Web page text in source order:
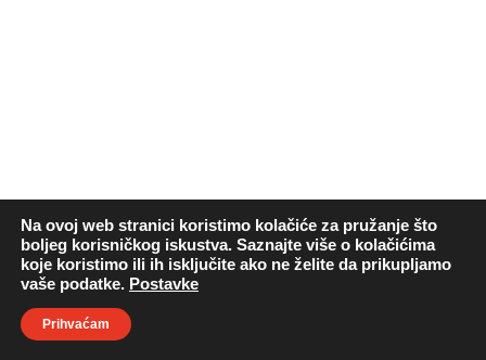
Na ovoj web stranici koristimo kolačiće za pružanje što
boljeg korisničkog iskustva. Saznajte više o kolačićima
koje koristimo ili ih isključite ako ne želite da prikupljamo
vaše podatke. Postavke
Prihvaćam